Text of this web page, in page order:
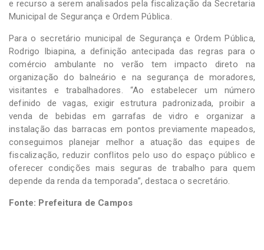
e recurso a serem analisados pela fiscalização da Secretaria
Municipal de Segurança e Ordem Pública.
Para o secretário municipal de Segurança e Ordem Pública,
Rodrigo Ibiapina, a definição antecipada das regras para o
comércio ambulante no verão tem impacto direto na
organização do balneário e na segurança de moradores,
visitantes e trabalhadores. “Ao estabelecer um número
definido de vagas, exigir estrutura padronizada, proibir a
venda de bebidas em garrafas de vidro e organizar a
instalação das barracas em pontos previamente mapeados,
conseguimos planejar melhor a atuação das equipes de
fiscalização, reduzir conflitos pelo uso do espaço público e
oferecer condições mais seguras de trabalho para quem
depende da renda da temporada”, destaca o secretário.
Fonte: Prefeitura de Campos